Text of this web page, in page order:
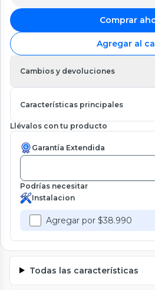
Comprar
Agregar al
Cambios y devoluciones
Características principales
Llévalos con tu producto
Garantía Extendida
Podrías necesitar
Instalacion
Agregar por $38.990
Todas las características